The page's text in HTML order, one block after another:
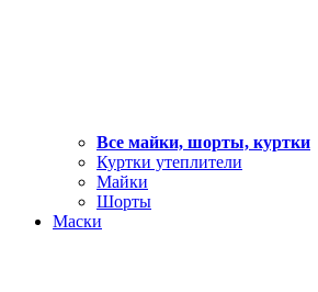
Все майки, шорты, куртки
Куртки утеплители
Майки
Шорты
Маски